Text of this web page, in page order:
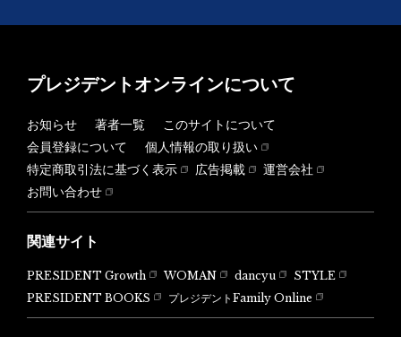
プレジデントオンラインについて
お知らせ 著者一覧
このサイトについて
会員登録について
個人情報の取り扱い
特定商取引法に基づく表示
広告掲載
運営会社
お問い合わせ
関連サイト
PRESIDENT Growth WOMAN dancyu
STYLE
PRESIDENT BOOKS
プレジデントFamily Online